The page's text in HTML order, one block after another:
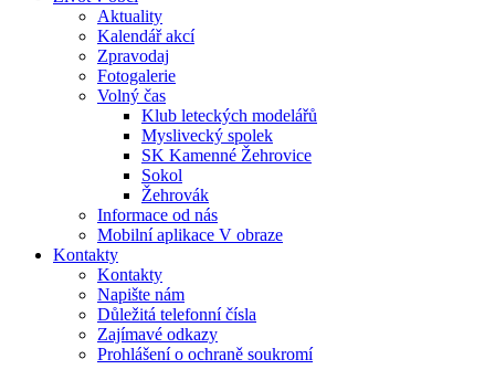
Aktuality
Kalendář akcí
Zpravodaj
Fotogalerie
Volný čas
Klub leteckých modelářů
Myslivecký spolek
SK Kamenné Žehrovice
Sokol
Žehrovák
Informace od nás
Mobilní aplikace V obraze
Kontakty
Kontakty
Napište nám
Důležitá telefonní čísla
Zajímavé odkazy
Prohlášení o ochraně soukromí